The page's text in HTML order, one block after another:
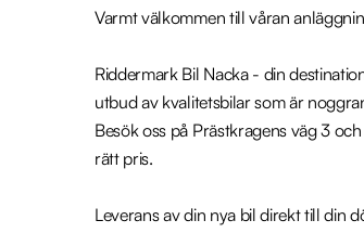
Varmt välkommen till våran
Riddermark Bil Nacka - din
utbud av kvalitetsbilar som är
Besök oss på Prästkragens väg 3
rätt pris.
Leverans av din nya bil direkt till din